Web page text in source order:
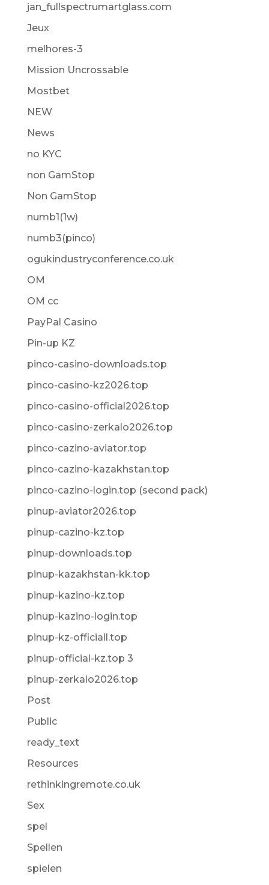
jan_fullspectrumartglass.com
Jeux
melhores-3
Mission Uncrossable
Mostbet
NEW
News
no KYC
non GamStop
Non GamStop
numb1(1w)
numb3(pinco)
ogukindustryconference.co.uk
OM
OM cc
PayPal Casino
Pin-up KZ
pinco-casino-downloads.top
pinco-casino-kz2026.top
pinco-casino-official2026.top
pinco-casino-zerkalo2026.top
pinco-cazino-aviator.top
pinco-cazino-kazakhstan.top
pinco-cazino-login.top (second pack)
pinup-aviator2026.top
pinup-cazino-kz.top
pinup-downloads.top
pinup-kazakhstan-kk.top
pinup-kazino-kz.top
pinup-kazino-login.top
pinup-kz-officiall.top
pinup-official-kz.top 3
pinup-zerkalo2026.top
Post
Public
ready_text
Resources
rethinkingremote.co.uk
Sex
spel
Spellen
spielen